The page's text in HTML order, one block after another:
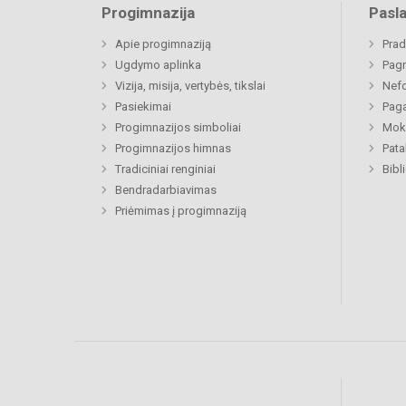
Progimnazija
Apie progimnaziją
Ugdymo aplinka
Vizija, misija, vertybės, tikslai
Pasiekimai
Progimnazijos simboliai
Progimnazijos himnas
Tradiciniai renginiai
Bendradarbiavimas
Priėmimas į progimnaziją